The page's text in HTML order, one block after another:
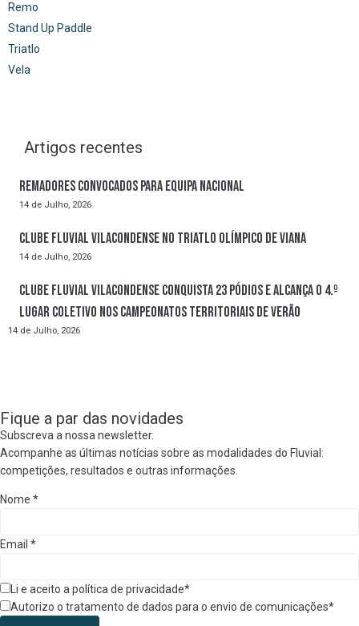
Remo
Stand Up Paddle
Triatlo
Vela
Artigos recentes
Remadores convocados para Equipa Nacional
14 de Julho, 2026
Clube Fluvial Vilacondense no Triatlo Olímpico de Viana
14 de Julho, 2026
Clube Fluvial Vilacondense conquista 23 pódios e alcança o 4.º
lugar coletivo nos Campeonatos Territoriais de Verão
14 de Julho, 2026
Fique a par das novidades
Subscreva a nossa newsletter.
Acompanhe as últimas notícias sobre as modalidades do Fluvial:
competições, resultados e outras informações.
Nome *
Email *
Li e aceito a política de privacidade*
Autorizo o tratamento de dados para o envio de comunicações*